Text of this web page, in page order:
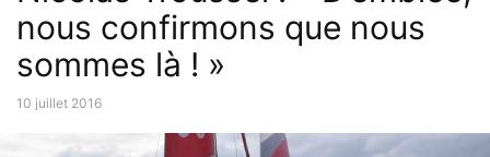
nous confirmons que nous
sommes là ! »
10 juillet 2016